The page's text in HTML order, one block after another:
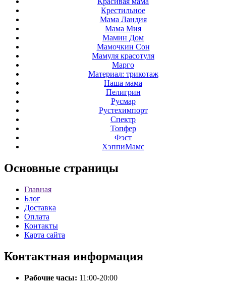
Крестильное
Мама Ландия
Мама Мия
Мамин Дом
Мамочкин Сон
Мамуля красотуля
Марго
Материал: трикотаж
Наша мама
Пелигрин
Русмар
Рустехимпорт
Спектр
Топфер
Фэст
ХэппиМамс
Основные страницы
Главная
Блог
Доставка
Оплата
Контакты
Карта сайта
Контактная информация
Рабочие часы: 11:00-20:00